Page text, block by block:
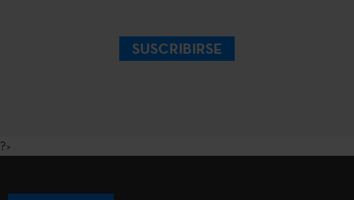
SUSCRIBIRSE
?>